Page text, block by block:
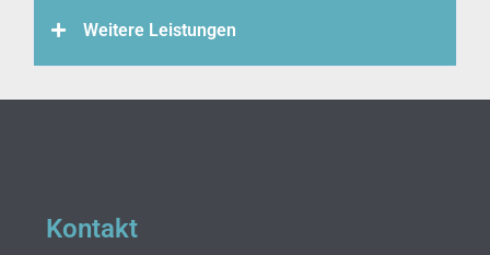
Weitere Leistungen
Kontakt